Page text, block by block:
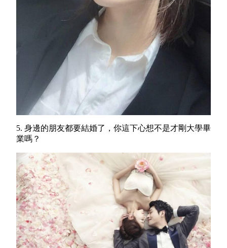
5. 身邊的朋友都要結婚了，你這下心想不是才剛大學畢
業嗎？